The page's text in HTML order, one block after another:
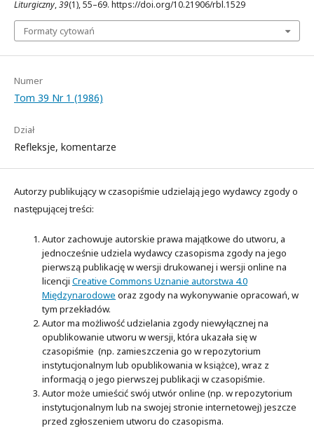
Liturgiczny,39(1), 55–69. https://doi.org/10.21906/rbl.1529
Formaty cytowań
Numer
Tom 39 Nr 1 (1986)
Dział
Refleksje, komentarze
Autorzy publikujący w czasopiśmie udzielają jego wydawcy zgody o
następującej treści:
Autor zachowuje autorskie prawa majątkowe do utworu, a
jednocześnie udziela wydawcy czasopisma zgody na jego
pierwszą publikację w wersji drukowanej i wersji online na
licencji Creative Commons Uznanie autorstwa 4.0
Międzynarodowe oraz zgody na wykonywanie opracowań, w
tym przekładów.
Autor ma możliwość udzielania zgody niewyłącznej na
opublikowanie utworu w wersji, która ukazała się w
czasopiśmie (np. zamieszczenia go w repozytorium
instytucjonalnym lub opublikowania w książce), wraz z
informacją o jego pierwszej publikacji w czasopiśmie.
Autor może umieścić swój utwór online (np. w repozytorium
instytucjonalnym lub na swojej stronie internetowej) jeszcze
przed zgłoszeniem utworu do czasopisma.